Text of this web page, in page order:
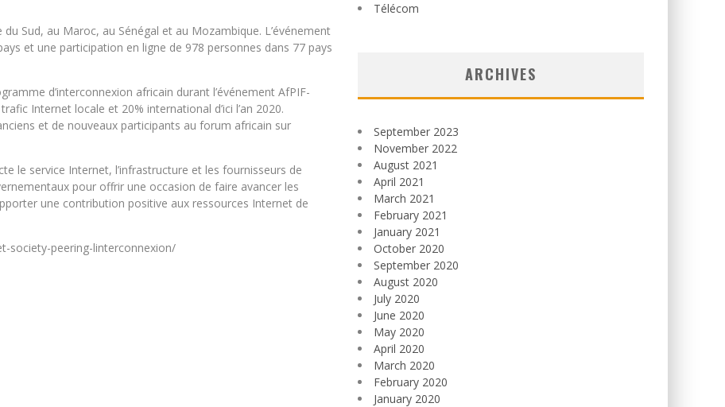
Sud, au Maroc, au Sénégal et au Mozambique. L’événement
et une participation en ligne de 978 personnes dans 77 pays
d’interconnexion africain durant l’événement AfPIF-
Internet locale et 20% international d’ici l’an 2020.
et de nouveaux participants au forum africain sur
le service Internet, l’infrastructure et les fournisseurs de
pour offrir une occasion de faire avancer les
une contribution positive aux ressources Internet de
society-peering-linterconnexion/
Télécom
ARCHIVES
September 2023
November 2022
August 2021
April 2021
March 2021
February 2021
January 2021
October 2020
September 2020
August 2020
July 2020
June 2020
May 2020
April 2020
March 2020
February 2020
January 2020